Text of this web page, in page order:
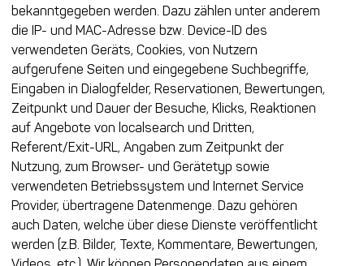
bekanntgegeben werden. Dazu zählen unter anderem
die IP- und MAC-Adresse bzw. Device-ID des
verwendeten Geräts, Cookies, von Nutzern
aufgerufene Seiten und eingegebene Suchbegriffe,
Eingaben in Dialogfelder, Reservationen, Bewertungen,
Zeitpunkt und Dauer der Besuche, Klicks, Reaktionen
auf Angebote von localsearch und Dritten,
Referent/Exit-URL, Angaben zum Zeitpunkt der
Nutzung, zum Browser- und Gerätetyp sowie
verwendeten Betriebssystem und Internet Service
Provider, übertragene Datenmenge. Dazu gehören
auch Daten, welche über diese Dienste veröffentlicht
werden (z.B. Bilder, Texte, Kommentare, Bewertungen,